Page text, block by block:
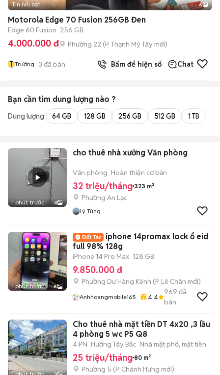
+2
Tin nổi bật 6
Motorola Edge 70 Fusion 256GB Đen
Edge 60 Fusion 256 GB
4.000.000 đ Phường 22 (P. Thạnh Mỹ Tây mới)
T Trường 3 đã bán Bấm để hiện số Chat
Bạn cần tìm dung lượng nào ?
Dung lượng: 64 GB 128 GB 256 GB 512 GB 1 TB
1 phút trước 4
cho thuê nhà xưởng Văn phòng
Văn phòng Hoàn thiện cơ bản
32 triệu/tháng 323 m²
Phường An Lạc
Lý Tùng
1 phút trước 6
iphone 14promax lock ổ eid
full 98% 128g
iPhone 14 Pro Max 128 GB
9.850.000 đ
Phường Dư Hàng Kênh (P. Lê Chân mới)
Anhhoangmobile165 4.4
969 đã
bán
Cho thuê nhà mặt tiền DT 4x20 ,3 lầu
4 phòng 5 wc P5 Q8
4 PN Hướng Tây Bắc Nhà mặt phố, mặt tiền
25 triệu/tháng 80 m²
Phường 5 (P. Chánh Hưng mới)